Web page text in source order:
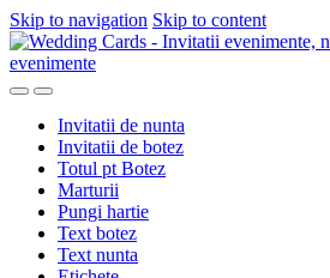
Skip to navigation Skip to content
Invitatii de nunta
Invitatii de botez
Totul pt Botez
Marturii
Pungi hartie
Text botez
Text nunta